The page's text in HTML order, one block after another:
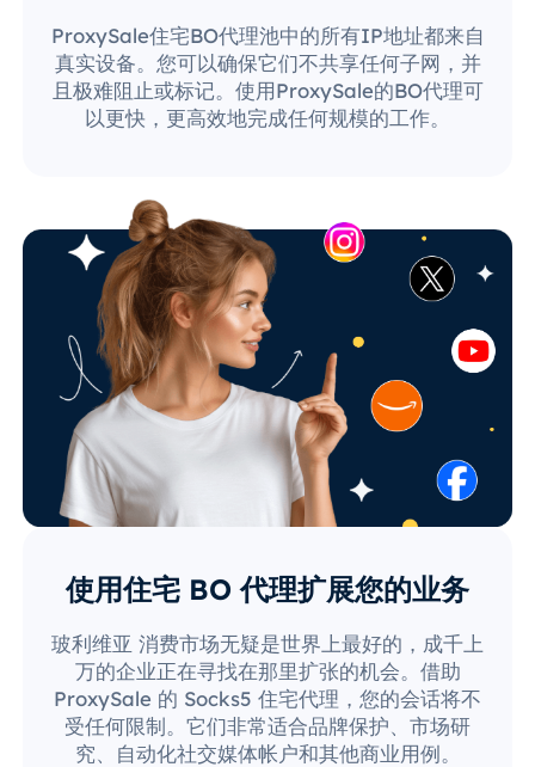
ProxySale住宅BO代理池中的所有IP地址都来自
真实设备。您可以确保它们不共享任何子网，并
且极难阻止或标记。使用ProxySale的BO代理可
以更快，更高效地完成任何规模的工作。
使用住宅 BO 代理扩展您的业务
玻利维亚 消费市场无疑是世界上最好的，成千上
万的企业正在寻找在那里扩张的机会。借助
ProxySale 的 Socks5 住宅代理，您的会话将不
受任何限制。它们非常适合品牌保护、市场研
究、自动化社交媒体帐户和其他商业用例。